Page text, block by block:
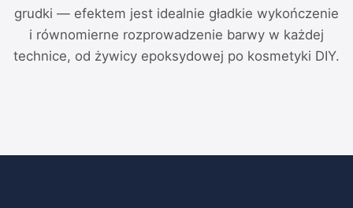
grudki — efektem jest idealnie gładkie wykończenie
i równomierne rozprowadzenie barwy w każdej
technice, od żywicy epoksydowej po kosmetyki DIY.